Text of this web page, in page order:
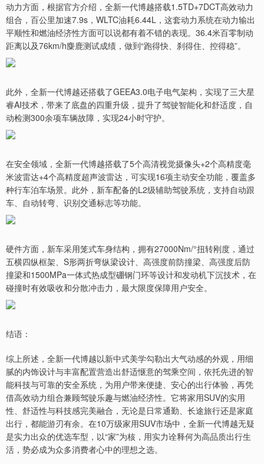
动力方面，根据官方介绍，全新一代博越搭载1.5TD+7DCT高效动力
组合，百公里加速7.9s，WLTC油耗6.44L，这套动力系统在动力输出
平顺性和燃油经济性方面可以说都有着不错的表现。36.4米百零制动
距离以及76km/h麋鹿测试成绩，做到“跑得快、刹得住、控得稳”。
此外，全新一代博越还搭载了GEEA3.0电子电气架构，实现了三大星
睿AI技术，带来了底盘的四重升级，提升了驾驶智能化和舒适度，自
动检测300余项车辆故障，实现24小时守护。
在安全领域，全新一代博越搭载了5个高清视觉摄像头+2个高精度毫
米波雷达+4个高精度超声波雷达，可实现16项主动安全功能，覆盖多
种行车泊车场景。此外，新车配备的L2级辅助驾驶系统，支持自动跟
车、自动转弯、识别交通标志等功能。
硬件方面，新车采用笼式车身结构，拥有27000Nm/°扭转刚度，通过
五横四纵框架、S形两折弯纵梁设计、高强度前防撞梁、高强度后防
撞梁和1500MPa一体式热成型硼钢门环等设计和发动机下沉技术，在
碰撞时有效吸收和分散冲击力，最大限度保障用户安全。
结语：
综上所述，全新一代博越以新中式美学勾勒出大气动感的外观，用细
腻的内饰设计与丰富配置营造出舒适惬意的驾乘空间，依托先进的智
能科技与可靠的安全系统，为用户带来便捷、安心的出行体验，再凭
借高效动力组合兼顾驾驶乐趣与燃油经济性。它将家用SUV的实用
性、舒适性与科技感完美融合，无论是日常通勤、长途旅行还是家庭
出行，都能游刃有余。在10万级家用SUV市场中，全新一代博越无疑
是实力出众的优选车型，以“家”为核，用实力诠释何为高品质出行生
活，势必成为众多消费者心中的理想之选。